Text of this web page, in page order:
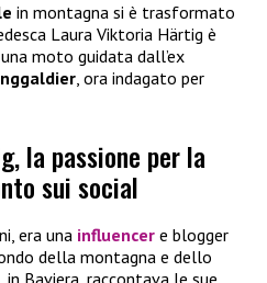
in montagna si è trasformato
Laura Viktoria Härtig è
moto guidata dall’ex
, ora indagato per
la passione per la
sui social
era una influencer e blogger
della montagna e dello
in Baviera, raccontava le sue